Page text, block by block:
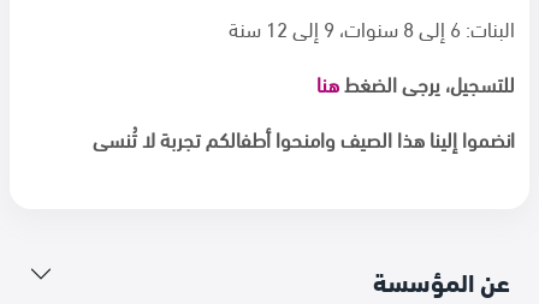
البنات: 6 إلى 8 سنوات، 9 إلى 12 سنة
للتسجيل، يرجى الضغطهنا
انضموا إلينا هذا الصيف وامنحوا أطفالكم تجربة لا تُنسى
عن المؤسسة